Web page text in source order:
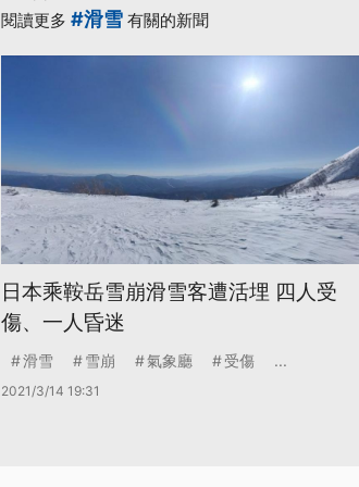
閱讀更多 #滑雪 有關的新聞
日本乘鞍岳雪崩滑雪客遭活埋 四人受
傷、一人昏迷
滑雪 雪崩 氣象廳 受傷 ...
2021/3/14 19:31